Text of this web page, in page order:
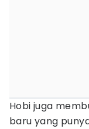
Hobi juga
baru yang